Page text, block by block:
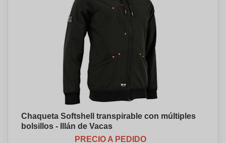
Chaqueta Softshell transpirable con múltiples
bolsillos - Illán de Vacas
PRECIO A PEDIDO